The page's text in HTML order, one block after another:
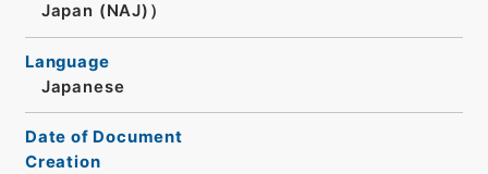
Japan (NAJ)）
Language
Japanese
Date of Document
Creation